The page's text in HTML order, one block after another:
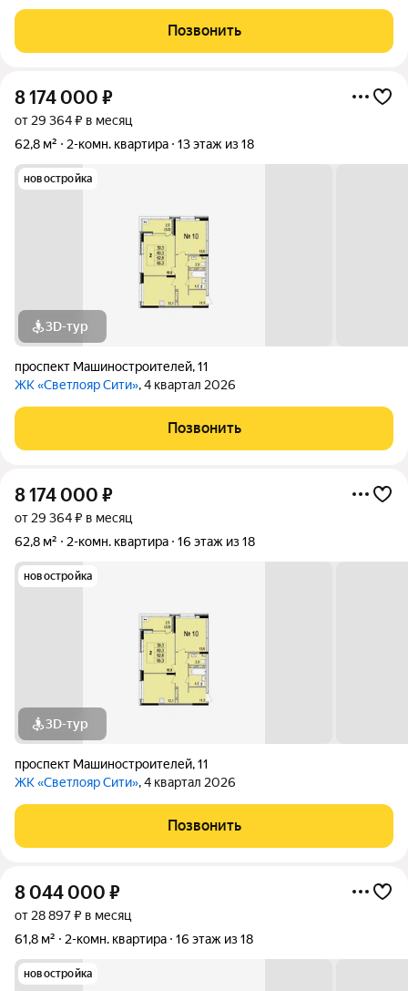
Позвонить
8 174 000 ₽
от 29 364 ₽ в месяц
62,8 м²
2-комн. квартира 13 этаж из 18
новостройка
3D-тур
проспект Машиностроителей,11
ЖК «Светлояр Сити», 4 квартал 2026
Позвонить
8 174 000 ₽
от 29 364 ₽ в месяц
62,8 м²
2-комн. квартира 16 этаж из 18
новостройка
3D-тур
проспект Машиностроителей,11
ЖК «Светлояр Сити», 4 квартал 2026
Позвонить
8 044 000 ₽
от 28 897 ₽ в месяц
61,8 м²
2-комн. квартира 16 этаж из 18
новостройка